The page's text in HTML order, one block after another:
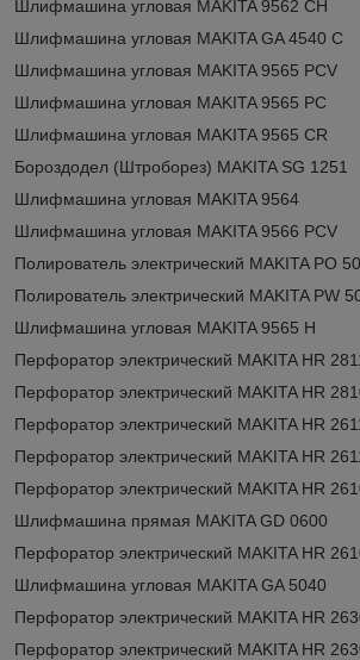
Шлифмашина угловая MAKITA 9562 CH
Шлифмашина угловая MAKITA GA 4540 C
Шлифмашина угловая MAKITA 9565 PCV
Шлифмашина угловая MAKITA 9565 PC
Шлифмашина угловая MAKITA 9565 CR
Бороздодел (Штроборез) MAKITA SG 1251
Шлифмашина угловая MAKITA 9564
Шлифмашина угловая MAKITA 9566 PCV
Полирователь электрический MAKITA PO
Полирователь электрический MAKITA PW
Шлифмашина угловая MAKITA 9565 H
Перфоратор электрический MAKITA HR
Перфоратор электрический MAKITA HR
Перфоратор электрический MAKITA HR
Перфоратор электрический MAKITA HR
Перфоратор электрический MAKITA HR
Шлифмашина прямая MAKITA GD 0600
Перфоратор электрический MAKITA HR
Шлифмашина угловая MAKITA GA 5040
Перфоратор электрический MAKITA HR
Перфоратор электрический MAKITA HR